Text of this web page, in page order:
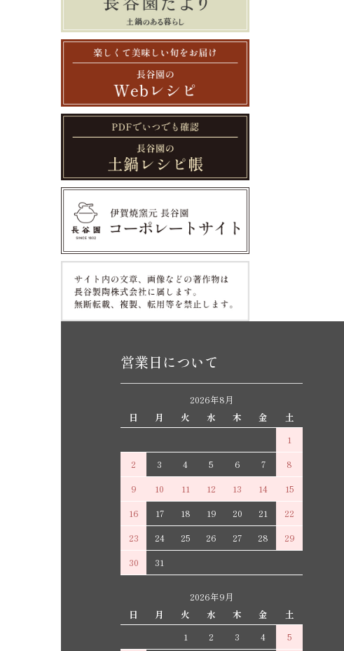
営業日について
2026年8月
日
月 火 水 木 金
土
1
2
3 4 5 6 7
8
9
10 11 12 13 14
15
16
17 18 19 20 21
22
23
24 25 26 27 28
29
30
31
2026年9月
日
月 火 水 木 金
土
1
2 3 4 5